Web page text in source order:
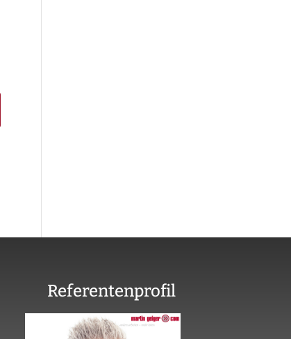
Referentenprofil